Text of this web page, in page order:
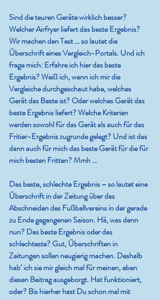
Sind die teuren Geräte wirklich besser?
Welcher Airfryer liefert das beste Ergebnis?
Wir machen den Test … so lautet die
Überschrift eines Vergleich-Portals. Und ich
frage mich: Erfahre ich hier das beste
Ergebnis? Weiß ich, wenn ich mir die
Vergleiche durchgeschaut habe, welches
Gerät das Beste ist? Oder welches Gerät das
beste Ergebnis liefert? Welche Kriterien
werden sowohl für das Gerät als auch für das
Fritier-Ergebnis zugrunde gelegt? Und ist das
dann auch für mich das beste Gerät für die für
mich besten Fritten? Mmh …
Das beste, schlechte Ergebnis – so lautet eine
Überschrift in der Zeitung über das
Abschneiden des Fußballvereins in der gerade
zu Ende gegangenen Saison. Hä, was denn
nun? Das beste Ergebnis oder das
schlechteste? Gut, Überschriften in
Zeitungen sollen neugierig machen. Deshalb
hab’ ich sie mir gleich mal für meinen, eben
diesen Beitrag ausgeborgt. Hat funktioniert,
oder? Bis hierher hast Du schon mal mit